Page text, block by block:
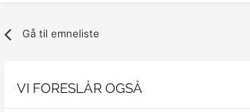
Gå til emneliste
VI FORESLÅR OGSÅ